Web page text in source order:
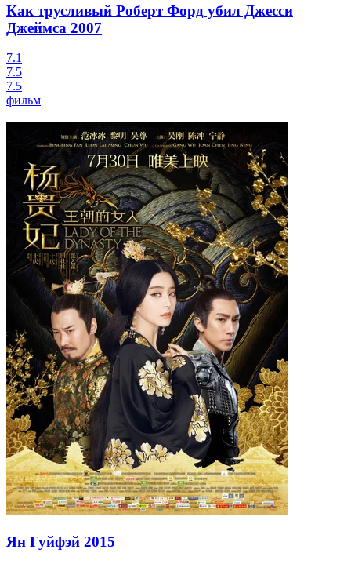
Как трусливый Роберт Форд убил Джесси
Джеймса 2007
7.1
7.5
7.5
фильм
Ян Гуйфэй 2015